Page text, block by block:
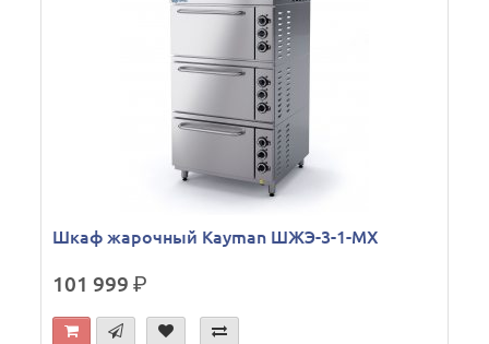
Шкаф жарочный Kayman ШЖЭ-3-1-МХ
101 999р.